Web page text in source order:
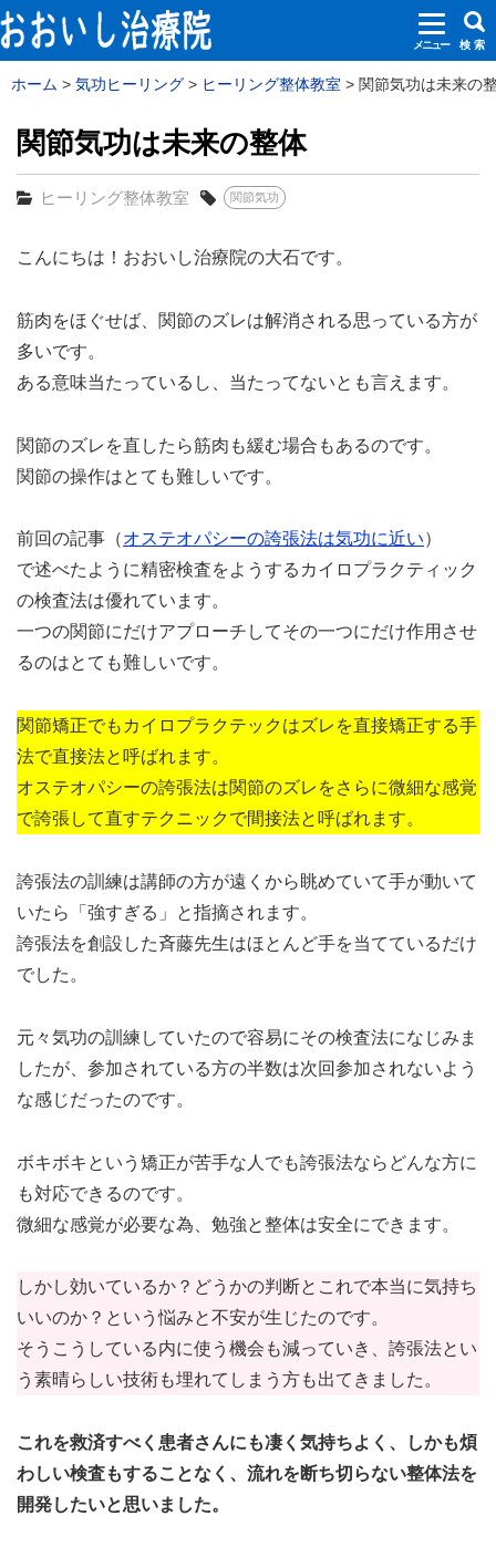
メニュー 検 索
ホーム 気功ヒーリング ヒーリング整体教室 関節気功は未来の
関節気功は未来の整体
ヒーリング整体教室 関節気功
こんにちは！おおいし治療院の大石です。
筋肉をほぐせば、関節のズレは解消される思っている方が
多いです。
ある意味当たっているし、当たってないとも言えます。
関節のズレを直したら筋肉も緩む場合もあるのです。
関節の操作はとても難しいです。
前回の記事（オステオパシーの誇張法は気功に近い）
で述べたように精密検査をようするカイロプラクティック
の検査法は優れています。
一つの関節にだけアプローチしてその一つにだけ作用させ
るのはとても難しいです。
関節矯正でもカイロプラクテックはズレを直接矯正する手
法で直接法と呼ばれます。
オステオパシーの誇張法は関節のズレをさらに微細な感覚
で誇張して直すテクニックで間接法と呼ばれます。
誇張法の訓練は講師の方が遠くから眺めていて手が動いて
いたら「強すぎる」と指摘されます。
誇張法を創設した斉藤先生はほとんど手を当てているだけ
でした。
元々気功の訓練していたので容易にその検査法になじみま
したが、参加されている方の半数は次回参加されないよう
な感じだったのです。
ボキボキという矯正が苦手な人でも誇張法ならどんな方に
も対応できるのです。
微細な感覚が必要な為、勉強と整体は安全にできます。
しかし効いているか？どうかの判断とこれで本当に気持ち
いいのか？という悩みと不安が生じたのです。
そうこうしている内に使う機会も減っていき、誇張法とい
う素晴らしい技術も埋れてしまう方も出てきました。
これを救済すべく患者さんにも凄く気持ちよく、しかも煩
わしい検査もすることなく、流れを断ち切らない整体法を
開発したいと思いました。